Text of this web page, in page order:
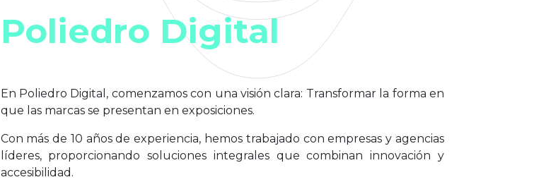
Poliedro Digital
En Poliedro Digital, comenzamos con una visión clara: Transformar la forma en
que las marcas se presentan en exposiciones.
Con más de 10 años de experiencia, hemos trabajado con empresas y agencias
líderes, proporcionando soluciones integrales que combinan innovación y
accesibilidad.